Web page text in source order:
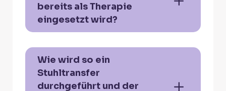
bereits als Therapie
eingesetzt wird?
Wie wird so ein
Stuhltransfer
durchgeführt und der